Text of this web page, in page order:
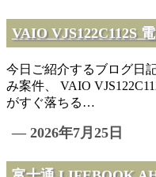
VAIO VJS122C112S
今日ご紹介するブログ日
み案件、 VAIO
がすぐ落ちる…
— 2026年7月25日